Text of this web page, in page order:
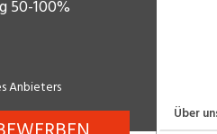
Kundenberatung,
50-100%
Anbieters
Über